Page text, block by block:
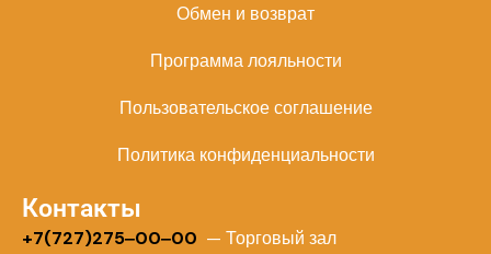
Обмен и возврат
Программа лояльности
Пользовательское соглашение
Политика конфиденциальности
Контакты
+7(727)275‒00‒00 — Торговый зал